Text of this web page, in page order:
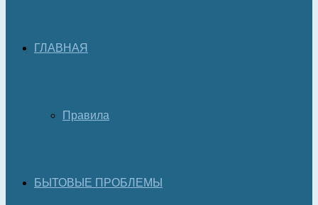
ГЛАВНАЯ
Правила
БЫТОВЫЕ ПРОБЛЕМЫ